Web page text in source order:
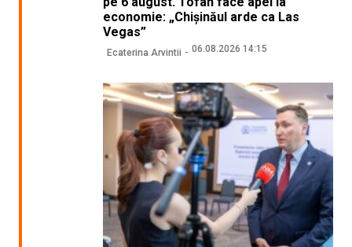
economie: „Chișinăul arde ca Las
Vegas”
Ecaterina Arvintii 06.08.2026 14:15